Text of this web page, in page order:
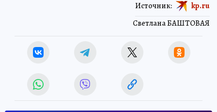
Светлана БАШТОВАЯ
Источник: kp.ru